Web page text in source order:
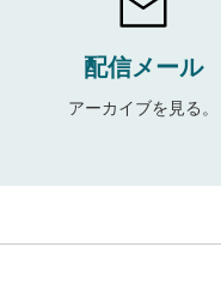
配信メール
アーカイブを見る。